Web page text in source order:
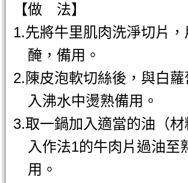
【做 法】
1.先將牛里肌肉洗淨切片
醃，備用。
2.陳皮泡軟切絲後，與白
入沸水中燙熟備用。
3.取一鍋加入適當的油（
入作法1的牛肉片過油至
用。